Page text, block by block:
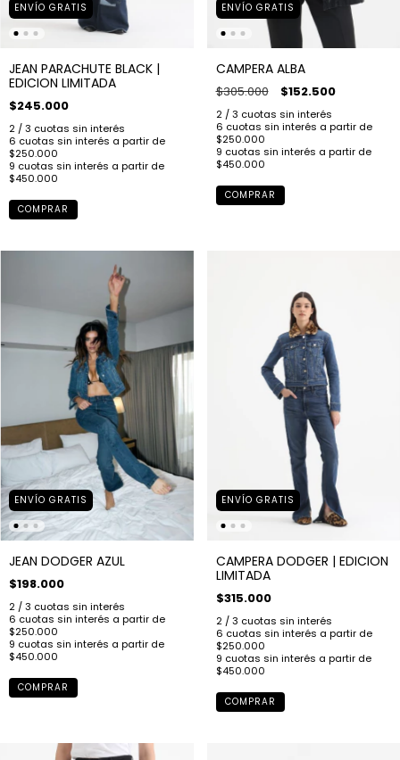
ENVÍO GRATIS
JEAN PARACHUTE BLACK |
EDICION LIMITADA
$245.000
COMPRAR
ENVÍO GRATIS
CAMPERA ALBA
$305.000 $152.500
COMPRAR
ENVÍO GRATIS
JEAN DODGER AZUL
$198.000
COMPRAR
ENVÍO GRATIS
CAMPERA DODGER | EDICION
LIMITADA
$315.000
COMPRAR